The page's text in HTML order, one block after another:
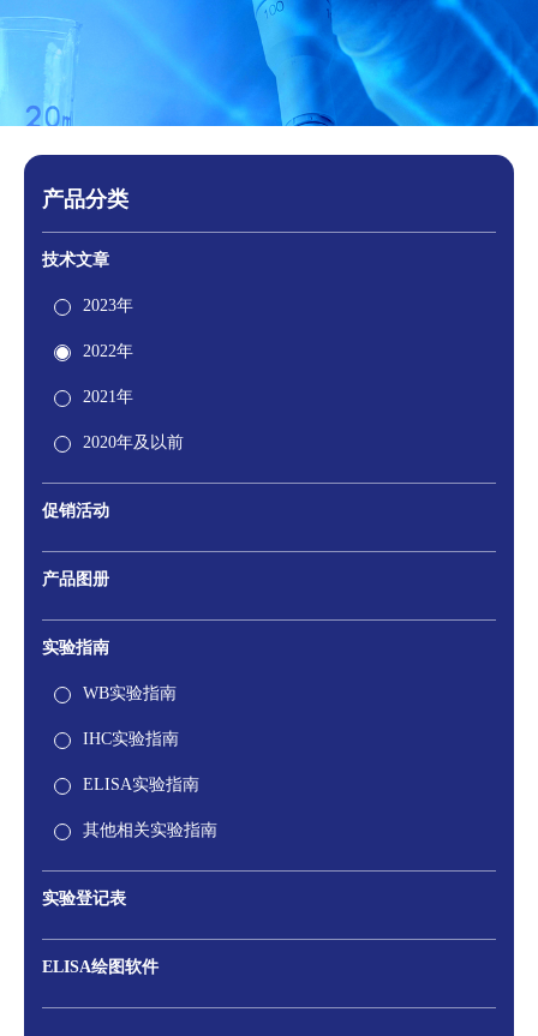
产品分类
技术文章
2023年
2022年
2021年
2020年及以前
促销活动
产品图册
实验指南
WB实验指南
IHC实验指南
ELISA实验指南
其他相关实验指南
实验登记表
ELISA绘图软件